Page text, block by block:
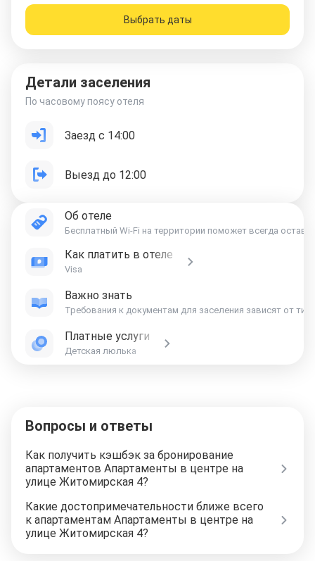
Выбрать даты
Детали заселения
По часовому поясу отеля
Заезд с 14:00
Выезд до 12:00
Об отеле
Бесплатный Wi-Fi на территории поможет всегда
Как платить в отеле
Visa
Важно знать
Платные услуги
Детская люлька
Вопросы и ответы
Как получить кэшбэк за бронирование
апартаментов Апартаменты в центре на
улице Житомирская 4?
Какие достопримечательности ближе всего
к апартаментам Апартаменты в центре на
улице Житомирская 4?